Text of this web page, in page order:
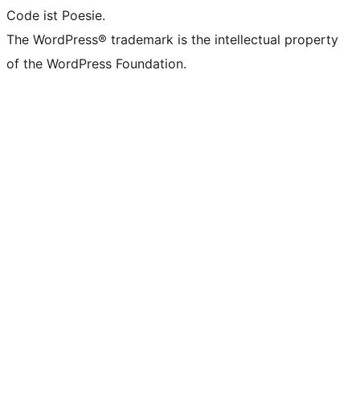
Code ist Poesie.
The WordPress® trademark is the intellectual property
of the WordPress Foundation.